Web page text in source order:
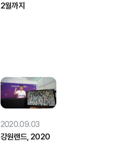
2월까지
2020.09.03
강원랜드, 2020